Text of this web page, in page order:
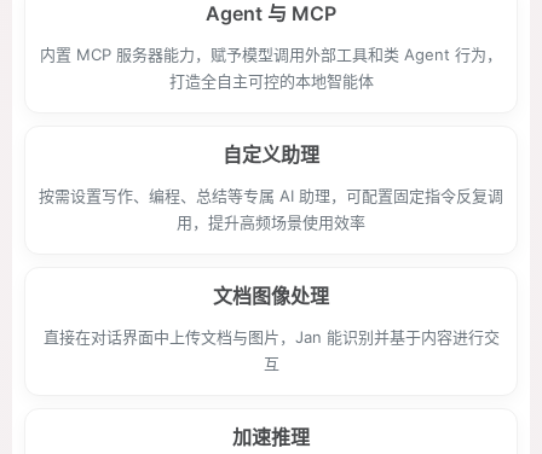
Agent 与 MCP
内置 MCP 服务器能力，赋予模型调用外部工具和类 Agent 行为，
打造全自主可控的本地智能体
自定义助理
按需设置写作、编程、总结等专属 AI 助理，可配置固定指令反复调
用，提升高频场景使用效率
文档图像处理
直接在对话界面中上传文档与图片，Jan 能识别并基于内容进行交
互
加速推理